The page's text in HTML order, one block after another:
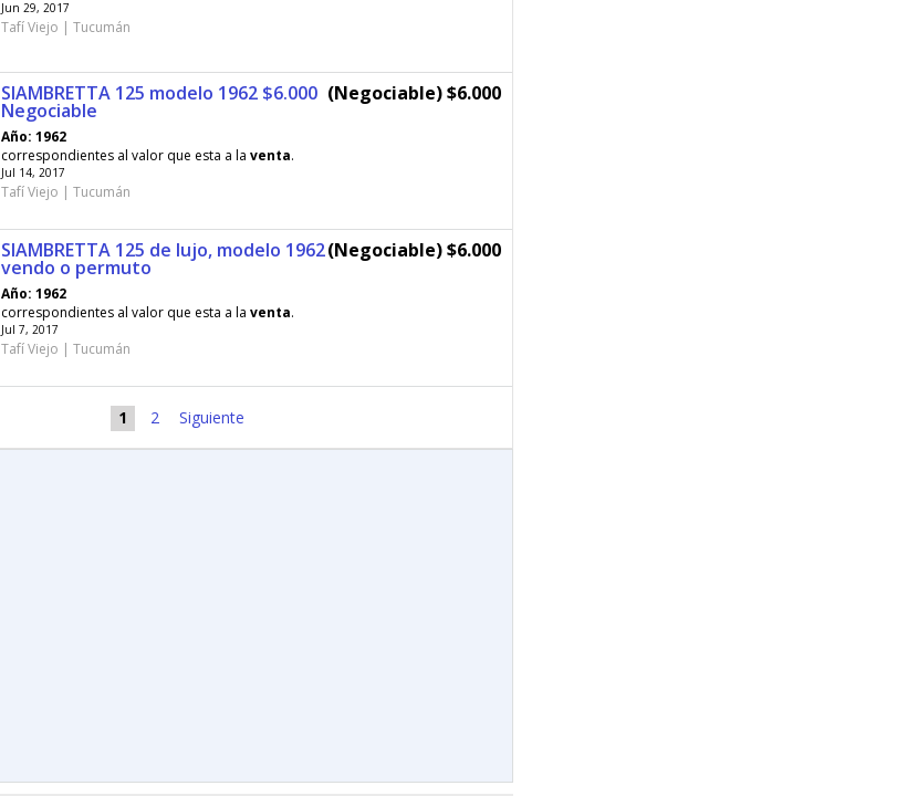
Jun 29, 2017
Tafí Viejo | Tucumán
SIAMBRETTA 125 modelo 1962 $6.000
Negociable
(Negociable) $6.000
Año: 1962
correspondientes al valor que esta a la venta.
Jul 14, 2017
Tafí Viejo | Tucumán
SIAMBRETTA 125 de lujo, modelo 1962
vendo o permuto
(Negociable) $6.000
Año: 1962
correspondientes al valor que esta a la venta.
Jul 7, 2017
Tafí Viejo | Tucumán
1 2 Siguiente